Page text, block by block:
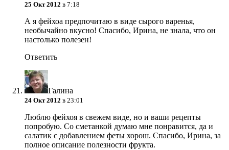
25 Окт 2012 в 7:18
А я фейхоа предпочитаю в виде сырого варенья,
необычайно вкусно! Спасибо, Ирина, не знала, что он
настолько полезен!
Ответить
Галина
24 Окт 2012 в 23:01
Люблю фейхоя в свежем виде, но и ваши рецепты
попробую. Со сметанкой думаю мне понравится, да и
салатик с добавлением феты хорош. Спасибо, Ирина, за
полное описание полезности фрукта.